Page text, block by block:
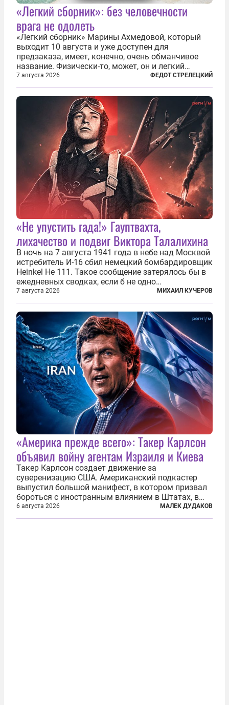
«Легкий сборник»: без человечности
врага не одолеть
«Легкий сборник» Марины Ахмедовой, который
выходит 10 августа и уже доступен для
предзаказа, имеет, конечно, очень обманчивое
название. Физически-то, может, он и легкий
относительно. Но метафизически —
безотносительно тяжелый. Десять рассказов,
каждый из которых напрямую или косвенно (в
основном —...
7 августа 2026 ФЕДОТ СТРЕЛЕЦКИЙ
«Не упустить гада!» Гауптвахта,
лихачество и подвиг Виктора Талалихина
В ночь на 7 августа 1941 года в небе над Москвой
истребитель И-16 сбил немецкий бомбардировщик
Heinkel He 111. Такое сообщение затерялось бы в
ежедневных сводках, если б не одно
обстоятельство. Это был один из первых в
истории отечественной авиации ночных таранов.
У пилота — младшего лейтенанта...
7 августа 2026 МИХАИЛ КУЧЕРОВ
«Америка прежде всего»: Такер Карлсон
объявил войну агентам Израиля и Киева
Такер Карлсон создает движение за
суверенизацию США. Американский подкастер
выпустил большой манифест, в котором призвал
бороться с иностранным влиянием в Штатах, в
первую очередь имея в виду Израиль. А также
прекратить заморские войны, выплатить
6 августа 2026 МАЛЕК ДУДАКОВ